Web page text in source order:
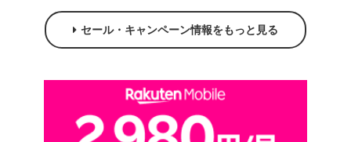
セール・キャンペーン情報をもっと見る